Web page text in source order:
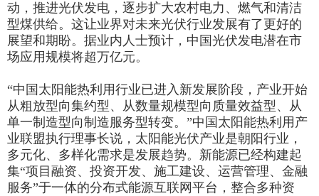
动，推进光伏发电，逐步扩大农村电力、燃气和清洁
型煤供给。这让业界对未来光伏行业发展有了更好的
展望和期盼。据业内人士预计，中国光伏发电潜在市
场应用规模将超万亿元。
“中国太阳能热利用行业已进入新发展阶段，产业开始
从粗放型向集约型、从数量规模型向质量效益型、从
单一制造型向制造服务型转变。”中国太阳能热利用产
业联盟执行理事长说，太阳能光伏产业是朝阳行业，
多元化、多样化需求是发展趋势。新能源已经构建起
集“项目融资、投资开发、施工建设、运营管理、金融
服务”于一体的分布式能源互联网平台，整合多种资